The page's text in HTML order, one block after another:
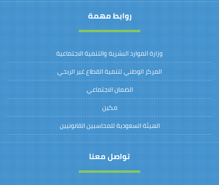
روابط مهمة
وزارة الموارد البشرية والتنمية الاجتماعية
المركز الوطني لتنمية القطاع غير الربحي
الضمان الاجتماعي
مكين
الهيئة السعودية للمحاسبين القانونيين
تواصل معنا